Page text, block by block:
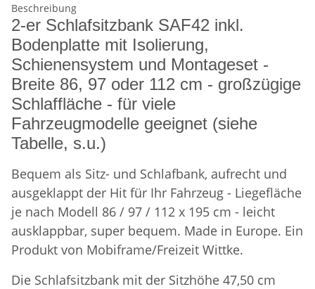
Beschreibung
2-er Schlafsitzbank SAF42 inkl.
Bodenplatte mit Isolierung,
Schienensystem und Montageset -
Breite 86, 97 oder 112 cm - großzügige
Schlaffläche - für viele
Fahrzeugmodelle geeignet (siehe
Tabelle, s.u.)
Bequem als Sitz- und Schlafbank, aufrecht und
ausgeklappt der Hit für Ihr Fahrzeug - Liegefläche
je nach Modell 86 / 97 / 112 x 195 cm - leicht
ausklappbar, super bequem. Made in Europe. Ein
Produkt von Mobiframe/Freizeit Wittke.
Die Schlafsitzbank mit der Sitzhöhe 47,50 cm